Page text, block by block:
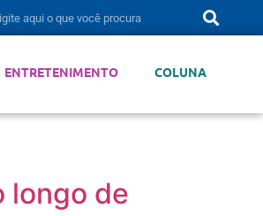
ENTRETENIMENTO COLUNA
longo de